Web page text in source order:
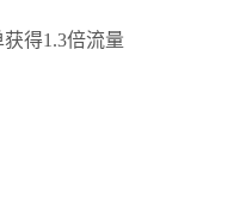
得1.3倍流量